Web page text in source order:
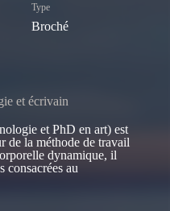
Type
Broché
et écrivain
et PhD en art) est
de la méthode de travail
dynamique, il
consacrées au
sacré en France, Italie